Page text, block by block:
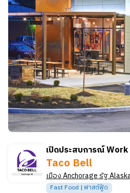
เปิดประสบการณ์
Taco Bell
เมืองAnchorageรัฐ
Fast Food | ฟาสต์ฟู้ด